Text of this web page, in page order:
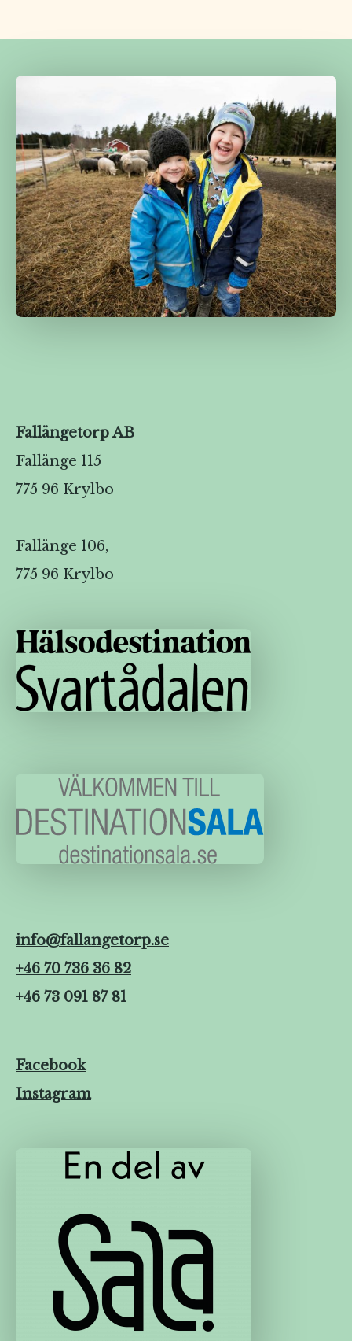
Fallängetorp AB
Fallänge 115
775 96 Krylbo
Fallänge 106,
775 96 Krylbo
info@fallangetorp.se
+46 70 736 36 82
+46 73 091 87 81
Facebook
Instagram